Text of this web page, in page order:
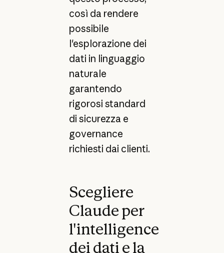
così da rendere
possibile
l'esplorazione dei
dati in linguaggio
naturale
garantendo
rigorosi standard
di sicurezza e
governance
richiesti dai clienti.
Scegliere
Claude per
l'intelligence
dei dati e la